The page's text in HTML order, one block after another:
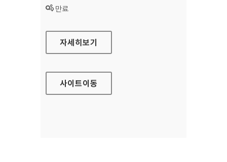
상태 :
만료
유실물관리시스템(모바일웹) 홈페이지
자세히보기
사이트이동